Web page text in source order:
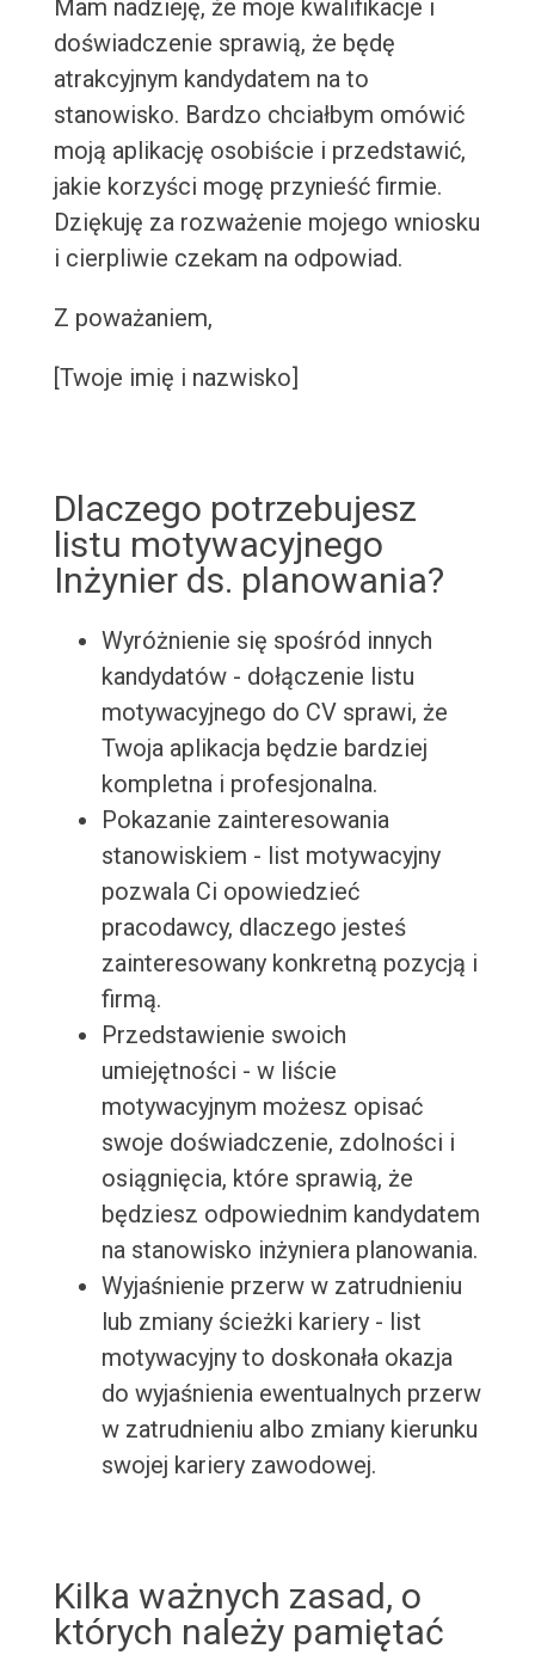
Mam nadzieję, że moje kwalifikacje i
doświadczenie sprawią, że będę
atrakcyjnym kandydatem na to
stanowisko. Bardzo chciałbym omówić
moją aplikację osobiście i przedstawić,
jakie korzyści mogę przynieść firmie.
Dziękuję za rozważenie mojego wniosku
i cierpliwie czekam na odpowiad.
Z poważaniem,
[Twoje imię i nazwisko]
Dlaczego potrzebujesz
listu motywacyjnego
Inżynier ds. planowania?
Wyróżnienie się spośród innych
kandydatów - dołączenie listu
motywacyjnego do CV sprawi, że
Twoja aplikacja będzie bardziej
kompletna i profesjonalna.
Pokazanie zainteresowania
stanowiskiem - list motywacyjny
pozwala Ci opowiedzieć
pracodawcy, dlaczego jesteś
zainteresowany konkretną pozycją i
firmą.
Przedstawienie swoich
umiejętności - w liście
motywacyjnym możesz opisać
swoje doświadczenie, zdolności i
osiągnięcia, które sprawią, że
będziesz odpowiednim kandydatem
na stanowisko inżyniera planowania.
Wyjaśnienie przerw w zatrudnieniu
lub zmiany ścieżki kariery - list
motywacyjny to doskonała okazja
do wyjaśnienia ewentualnych przerw
w zatrudnieniu albo zmiany kierunku
swojej kariery zawodowej.
Kilka ważnych zasad, o
których należy pamiętać